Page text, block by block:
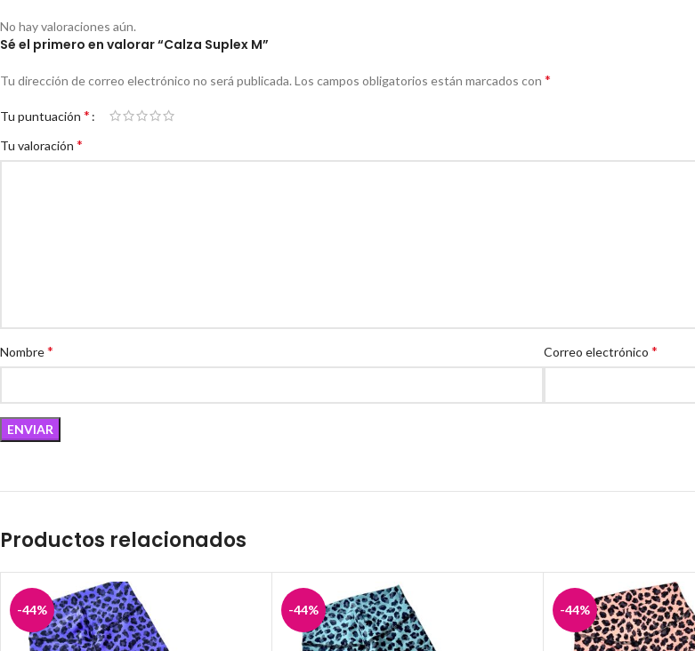
No hay valoraciones aún.
Sé el primero en valorar “Calza Suplex M”
Tu dirección de correo electrónico no será publicada. Los campos obligatorios están marcados con *
Tu puntuación *
Tu valoración *
Nombre* Correo electrónico *
Productos relacionados
-44% -44% -44%